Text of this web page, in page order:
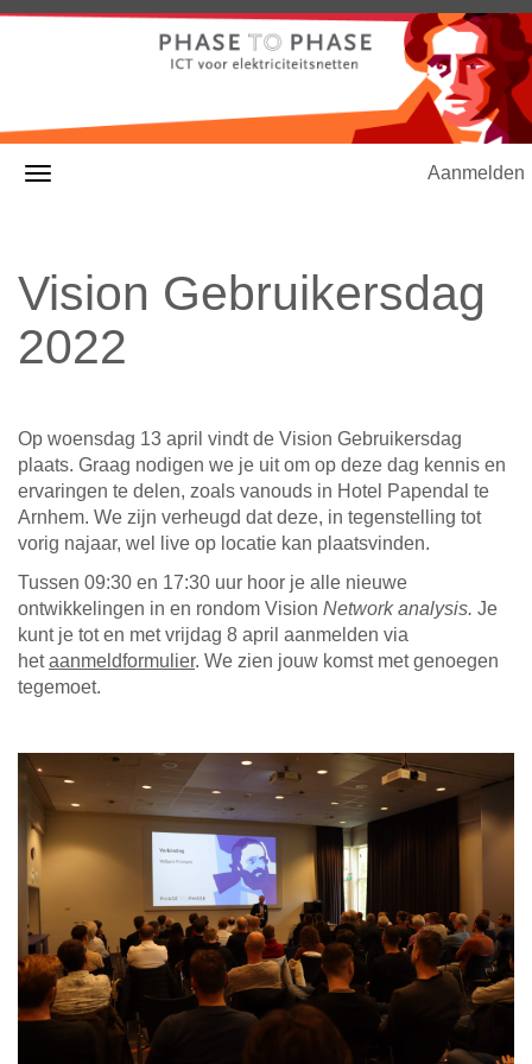
Aanmelden
Vision Gebruikersdag
2022
Op woensdag 13 april vindt de Vision Gebruikersdag
plaats. Graag nodigen we je uit om op deze dag kennis en
ervaringen te delen, zoals vanouds in Hotel Papendal te
Arnhem. We zijn verheugd dat deze, in tegenstelling tot
vorig najaar, wel live op locatie kan plaatsvinden.
Tussen 09:30 en 17:30 uur hoor je alle nieuwe
ontwikkelingen in en rondom Vision Network analysis. Je
kunt je tot en met vrijdag 8 april aanmelden via
hetaanmeldformulier. We zien jouw komst met genoegen
tegemoet.